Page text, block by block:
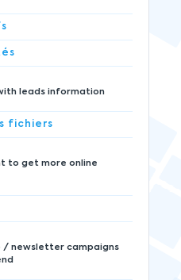
leads information
fichiers
to get more online
/ newsletter campaigns